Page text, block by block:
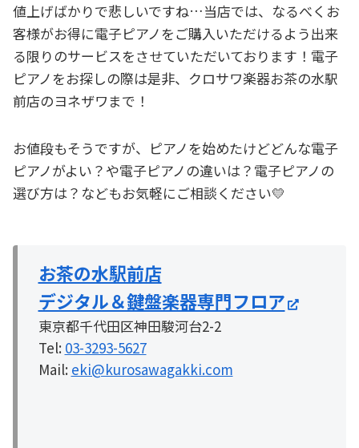
値上げばかりで悲しいですね…当店では、なるべくお
客様がお得に電子ピアノをご購入いただけるよう出来
る限りのサービスをさせていただいております！電子
ピアノをお探しの際は是非、クロサワ楽器お茶の水駅
前店のヨネザワまで！
お値段もそうですが、ピアノを始めたけどどんな電子
ピアノがよい？や電子ピアノの違いは？電子ピアノの
選び方は？などもお気軽にご相談ください💛
お茶の水駅前店
デジタル＆鍵盤楽器専門フロア
東京都千代田区神田駿河台2-2
Tel: 03-3293-5627
Mail: eki@kurosawagakki.com